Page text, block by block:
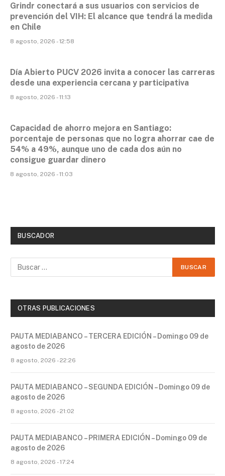
Grindr conectará a sus usuarios con servicios de
prevención del VIH: El alcance que tendrá la medida
en Chile
8 agosto, 2026 - 12:58
Día Abierto PUCV 2026 invita a conocer las carreras
desde una experiencia cercana y participativa
8 agosto, 2026 - 11:13
Capacidad de ahorro mejora en Santiago:
porcentaje de personas que no logra ahorrar cae de
54% a 49%, aunque uno de cada dos aún no
consigue guardar dinero
8 agosto, 2026 - 11:03
BUSCADOR
OTRAS PUBLICACIONES
PAUTA MEDIABANCO – TERCERA EDICIÓN – Domingo 09 de
agosto de 2026
8 agosto, 2026 - 22:26
PAUTA MEDIABANCO – SEGUNDA EDICIÓN – Domingo 09 de
agosto de 2026
8 agosto, 2026 - 21:02
PAUTA MEDIABANCO – PRIMERA EDICIÓN – Domingo 09 de
agosto de 2026
8 agosto, 2026 - 17:24